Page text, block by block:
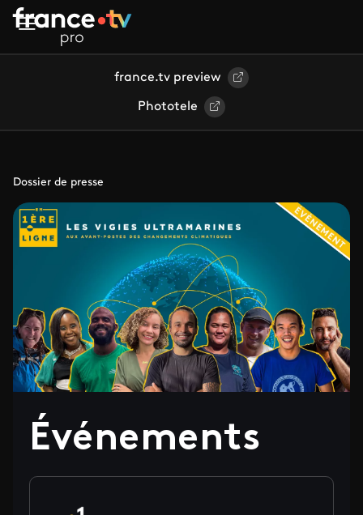
Aller au contenu principal
france.tv preview
Phototele
Dossier de presse
Événements